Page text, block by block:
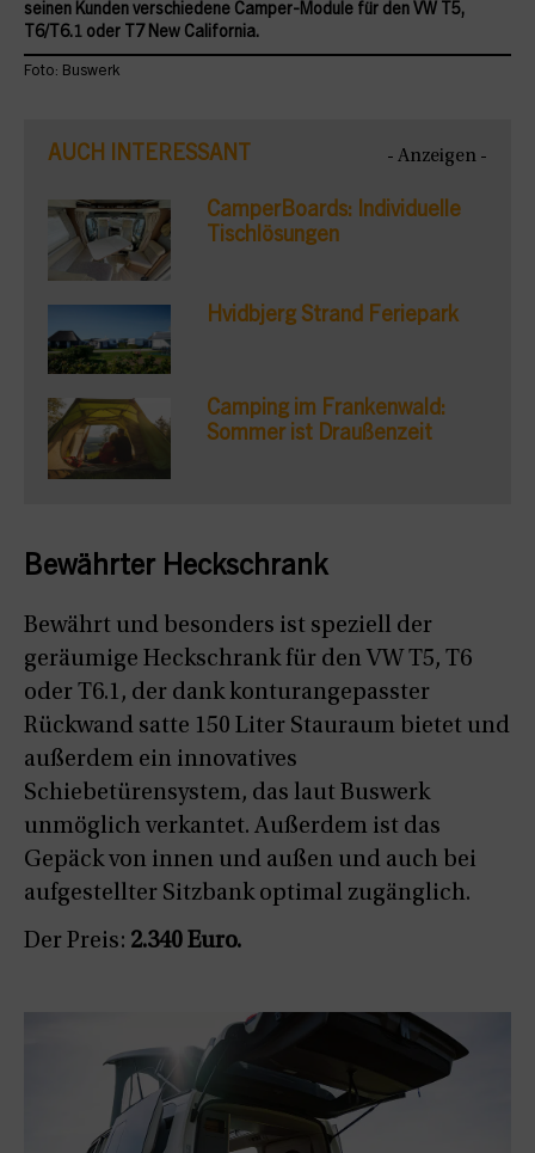
seinen Kunden verschiedene Camper-Module für den VW T5,
T6/T6.1 oder T7 New California.
Foto: Buswerk
AUCH INTERESSANT - Anzeigen -
CamperBoards: Individuelle
Tischlösungen
Hvidbjerg Strand Feriepark
Camping im Frankenwald:
Sommer ist Draußenzeit
Bewährter Heckschrank
Bewährt und besonders ist speziell der
geräumige Heckschrank für den VW T5, T6
oder T6.1, der dank konturangepasster
Rückwand satte 150 Liter Stauraum bietet und
außerdem ein innovatives
Schiebetürensystem, das laut Buswerk
unmöglich verkantet. Außerdem ist das
Gepäck von innen und außen und auch bei
aufgestellter Sitzbank optimal zugänglich.
Der Preis: 2.340 Euro.